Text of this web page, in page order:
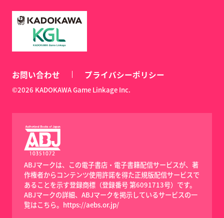
お問い合わせ プライバシーポリシー
©2026 KADOKAWA Game Linkage Inc.
ABJマークは、この電子書店・電子書籍配信サービスが、著
作権者からコンテンツ使用許諾を得た正規版配信サービスで
あることを示す登録商標（登録番号 第6091713号）です。
ABJマークの詳細、ABJマークを掲示しているサービスの一
覧はこちら。 https://aebs.or.jp/